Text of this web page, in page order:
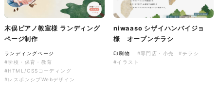
ヒーパッケージ
#イラスト
#エコ・環境
木俣ピアノ教室様 ランディング
ページ制作
ランディングページ
#学校・保育・教育
#HTML/CSSコーディング
#レスポンシブWebデザイン
niwaaso シザイハンバイジョ
様 オープンチラシ
印刷物 #専門店・小売
#チラシ
#イラスト